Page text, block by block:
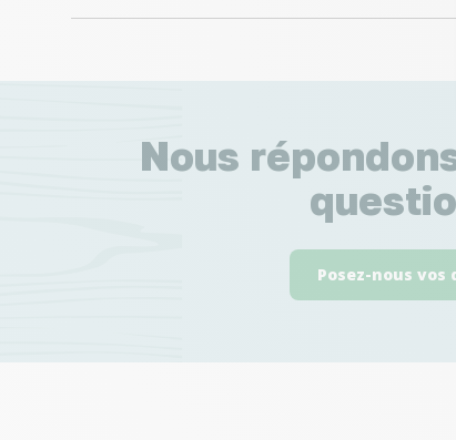
Nous
Posez-nous vos